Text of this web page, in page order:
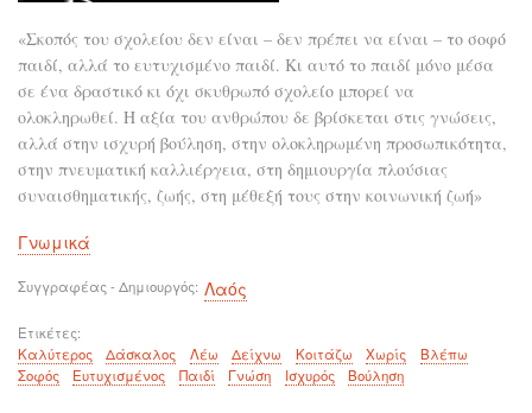
«Σκοπός του σχολείου δεν είναι – δεν πρέπει να είναι – το σοφό
παιδί, αλλά το ευτυχισμένο παιδί. Κι αυτό το παιδί μόνο μέσα
σε ένα δραστικό κι όχι σκυθρωπό σχολείο μπορεί να
ολοκληρωθεί. Η αξία του ανθρώπου δε βρίσκεται στις γνώσεις,
αλλά στην ισχυρή βούληση, στην ολοκληρωμένη προσωπικότητα,
στην πνευματική καλλιέργεια, στη δημιουργία πλούσιας
συναισθηματικής, ζωής, στη μέθεξή τους στην κοινωνική ζωή»
Γνωμικά
Συγγραφέας - Δημιουργός Λαός
Ετικέτες
Καλύτερος
Δάσκαλος Λέω Δείχνω Κοιτάζω Χωρίς
Βλέπω
Σοφός
Ευτυχισμένος Παιδί Γνώση Ισχυρός Βούληση